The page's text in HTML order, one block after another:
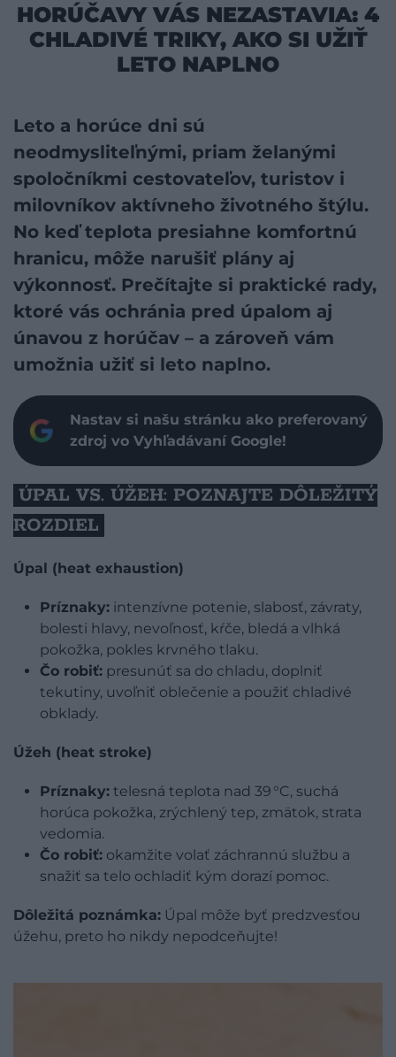
HORÚČAVY VÁS NEZASTAVIA: 4
CHLADIVÉ TRIKY, AKO SI UŽIŤ
LETO NAPLNO
Leto a horúce dni sú
neodmysliteľnými, priam želanými
spoločníkmi cestovateľov, turistov i
milovníkov aktívneho životného štýlu.
No keď teplota presiahne komfortnú
hranicu, môže narušiť plány aj
výkonnosť. Prečítajte si praktické rady,
ktoré vás ochránia pred úpalom aj
únavou z horúčav – a zároveň vám
umožnia užiť si leto naplno.
Nastav si našu stránku ako preferovaný
zdroj vo Vyhľadávaní Google!
ÚPAL VS. ÚŽEH: POZNAJTE DÔLEŽITÝ
ROZDIEL
Úpal (heat exhaustion)
Príznaky: intenzívne potenie, slabosť, závraty,
bolesti hlavy, nevoľnosť, kŕče, bledá a vlhká
pokožka, pokles krvného tlaku.
Čo robiť: presunúť sa do chladu, doplniť
tekutiny, uvoľniť oblečenie a použiť chladivé
obklady.
Úžeh (heat stroke)
Príznaky: telesná teplota nad 39 °C, suchá
horúca pokožka, zrýchlený tep, zmätok, strata
vedomia.
Čo robiť: okamžite volať záchrannú službu a
snažiť sa telo ochladiť kým dorazí pomoc.
Dôležitá poznámka: Úpal môže byť predzvesťou
úžehu, preto ho nikdy nepodceňujte!